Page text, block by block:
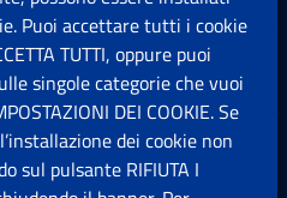
Puoi accettare tutti i cookie
TUTTI, oppure puoi
singole categorie che vuoi
DEI COOKIE. Se
dei cookie non
sul pulsante RIFIUTA I